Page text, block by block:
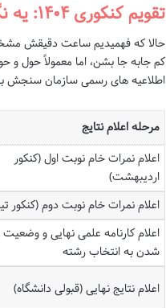
تقویم کنکوری ۱۴۰۴: یه نگاه سریع به تاریخ ها
حالا که فهمیدیم ساعت دقیقش
کم جابه جا بشن، اما معمولاً حول و
اطلاعیه های رسمی سازمان سنجش
مرحله اعلام نتایج
اعلام نمرات خام نوبت اول (کنکور
اردیبهشت)
اعلام نمرات خام نوبت دوم (کنکور
اعلام کارنامه علمی نهایی و وضعیت
شدن به انتخاب رشته
اعلام نتایج نهایی (قبولی دانشگاه)